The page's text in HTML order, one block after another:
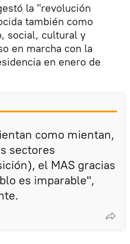
la "revolución
también como
social, cultural y
en marcha con la
en enero de
como mientan,
sectores
el MAS gracias
es imparable",